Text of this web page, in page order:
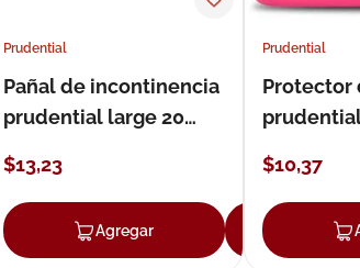
Agregar
Prudential
Pañal de incontinencia
prudential large 20
$13,23
Agregar
Prudential
Protector
$10,37